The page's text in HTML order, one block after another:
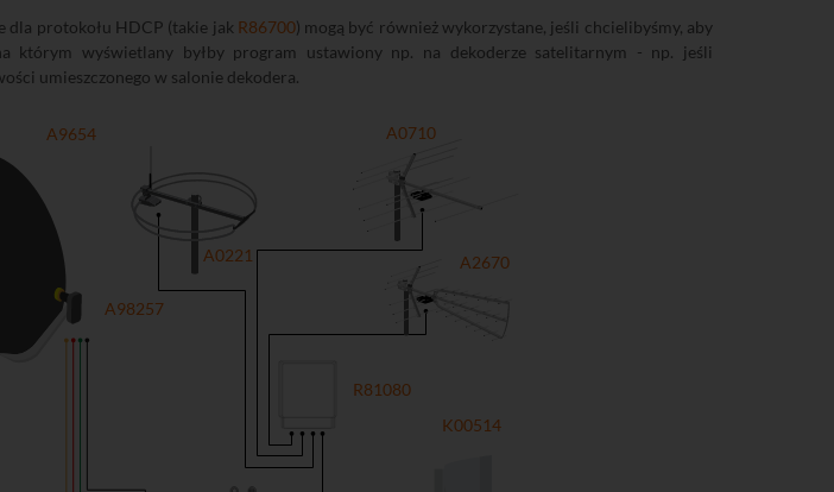
dla protokołu HDCP (takie jak R86700) mogą być również wykorzystane, jeśli chcielibyśmy, aby
którym wyświetlany byłby program ustawiony np. na dekoderze satelitarnym - np. jeśli
umieszczonego w salonie dekodera.
A0710
R81080
K00514
A2670
A0221
A98257
A9654